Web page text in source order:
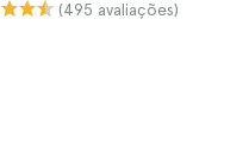
(495 avaliações)